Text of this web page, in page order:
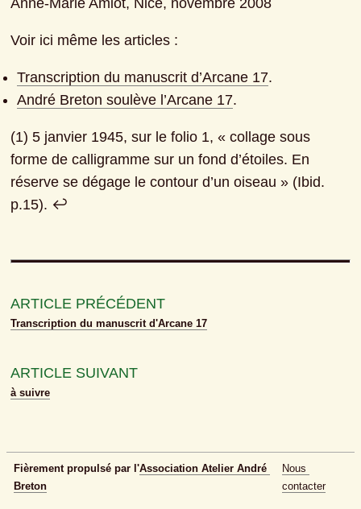
Anne-Marie Amiot, Nice, novembre 2008
Voir ici même les articles :
Transcription du manuscrit d’Arcane 17.
André Breton soulève l’Arcane 17.
(1) 5 janvier 1945, sur le folio 1, « collage sous
forme de calligramme sur un fond d’étoiles. En
réserve se dégage le contour d’un oiseau » (Ibid.
p.15). ↩︎
ARTICLE PRÉCÉDENT
Transcription du manuscrit d'Arcane 17
ARTICLE SUIVANT
à suivre
Fièrement propulsé par l'Association Atelier André
Breton
Nous
contacter